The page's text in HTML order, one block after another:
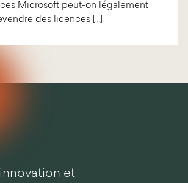
Microsoft peut-on légalement
des licences […]
et